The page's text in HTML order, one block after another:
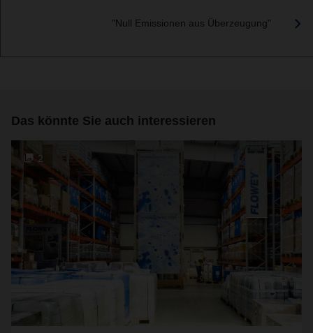
"Null Emissionen aus Überzeugung"
Das könnte Sie auch interessieren
2